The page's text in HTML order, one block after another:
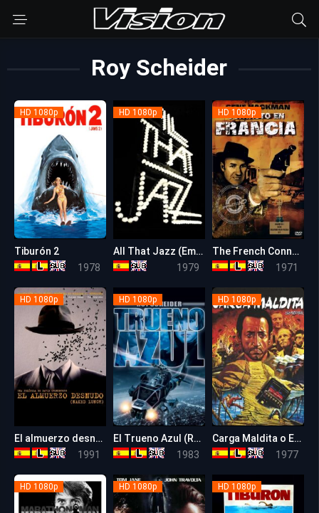
Roy Scheider
HD 1080p
Tiburón 2
1978
HD 1080p
All That Jazz (Empieza el espectáculo)
1979
HD 1080p
The French Connection: Contra el imperio de la droga
1971
HD 1080p
El almuerzo desnudo
1991
6.4
HD 1080p
El Trueno Azul (Relámpago Azul)
1983
HD 1080p
Carga Maldita o El Salario Del Miedo
1977
HD 1080p HD 1080p HD 1080p